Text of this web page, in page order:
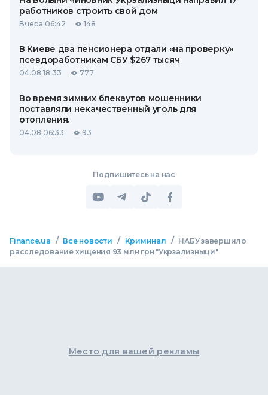
работников строить свой дом
Вчера 06:42 148
В Киеве два пенсионера отдали «на проверку»
псевдоработникам СБУ $267 тысяч
04.08 18:33 777
Во время зимних блекаутов мошенники
поставляли некачественный уголь для
отопления.
04.08 06:33 93
Подпишитесь на нас
Finance.ua / Все новости / Криминал / НАБУ завершило
расследование хищения 93 млн грн "Укрзализныци"
Место для вашей рекламы